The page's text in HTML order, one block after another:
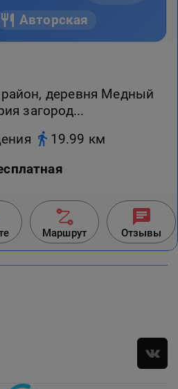
Авторская
деревня Медный
загород...
19.99 км
Маршрут Отзывы